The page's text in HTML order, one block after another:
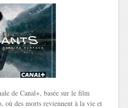
de Canal+, basée sur le film
où des morts reviennent à la vie et